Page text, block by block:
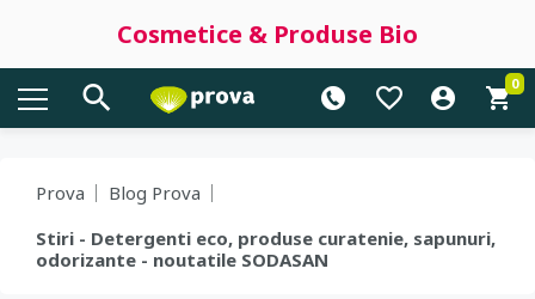
Cosmetice & Produse Bio
0
Prova
Blog Prova
Stiri - Detergenti eco, produse curatenie, sapunuri,
odorizante - noutatile SODASAN